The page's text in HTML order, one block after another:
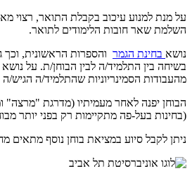
על מנת למנוע עיכוב בקבלת התואר, רצוי
השלמת שאר חובות הלימודים לתואר.
נושא בחינת הגמר והספרות הראשונית, וכך
בשיחה בין התלמיד/ה לבין הבוחן/ת. על
מהעבודות הסמינריוניות שהתלמיד/ה הגיש/
הבוחן יפנה לאחר מעמיתיו (מדרגת "מרצה"
(בחינות בעל-פה מתקיימות רק בפני יותר
ניתן לקבל סיוע במציאת בוחן נוסף מתאים